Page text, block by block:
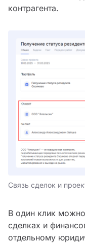
контрагента.
Связь сделок и
В один клик
сделках и
отдельному